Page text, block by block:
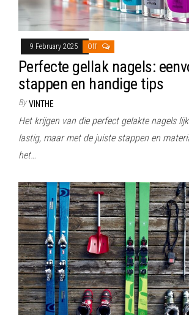
9 February 2025 Off
Perfecte gellak nagels:
stappen en handige tips
By VINTHE
Het krijgen van die perfect gelakte nagels
lastig, maar met de juiste stappen en
het…